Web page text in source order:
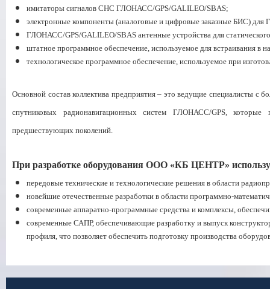
имитаторы сигналов СНС ГЛОНАСС/GPS/GALILEO/SBAS;
электронные компоненты (аналоговые и цифровые заказные БИС)
ГЛОНАСС/GPS/GALILEO/SBAS антенные устройства для
штатное программное обеспечение, используемое для встраивания в
технологическое программное обеспечение, используемое при
Основной состав коллектива предприятия – это ведущие специалисты с
спутниковых радионавигационных систем ГЛОНАСС/GPS, которые
предшествующих поколений.
При разработке оборудования ООО «КБ ЦЕНТР»
передовые технические и технологические решения в области
новейшие отечественные разработки в области программно-
современные аппаратно-программные средства и комплексы,
современные САПР, обеспечивающие разработку и выпуск
профиля, что позволяет обеспечить подготовку производства